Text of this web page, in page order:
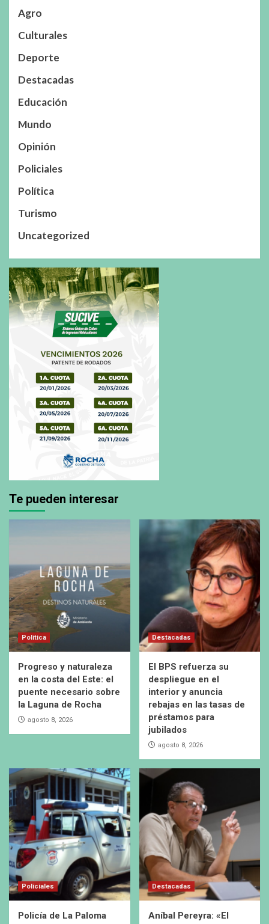
Agro
Culturales
Deporte
Destacadas
Educación
Mundo
Opinión
Policiales
Política
Turismo
Uncategorized
Te pueden interesar
Política
Progreso y naturaleza
en la costa del Este: el
puente necesario sobre
la Laguna de Rocha
agosto 8, 2026
Destacadas
El BPS refuerza su
despliegue en el
interior y anuncia
rebajas en las tasas de
préstamos para
jubilados
agosto 8, 2026
Policiales
Policía de La Paloma
Destacadas
Aníbal Pereyra: «El